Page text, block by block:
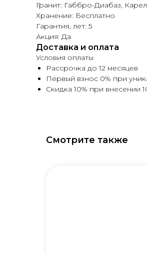
Гранит: Габбро-Диабаз,
Хранение: Бесплатно
Гарантия, лет: 5
Акция: Да
Доставка и оплата
Условия оплаты
Рассрочка до 12 месяцев
Первый взнос 0% при
Скидка 10% при внесении
Смотрите также